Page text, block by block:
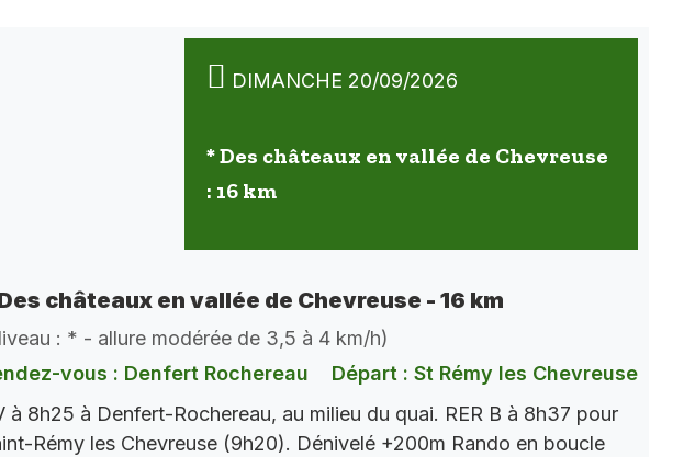
DIMANCHE 20/09/2026
* Des châteaux en vallée de Chevreuse
: 16 km
châteaux en vallée de Chevreuse - 16 km
: * - allure modérée de 3,5 à 4 km/h)
vous : Denfert Rochereau
Départ : St Rémy les Chevreuse
à 8h25 à Denfert-Rochereau, au milieu du quai. RER B à 8h37 pour
Rémy les Chevreuse (9h20). Dénivelé +200m Rando en boucle